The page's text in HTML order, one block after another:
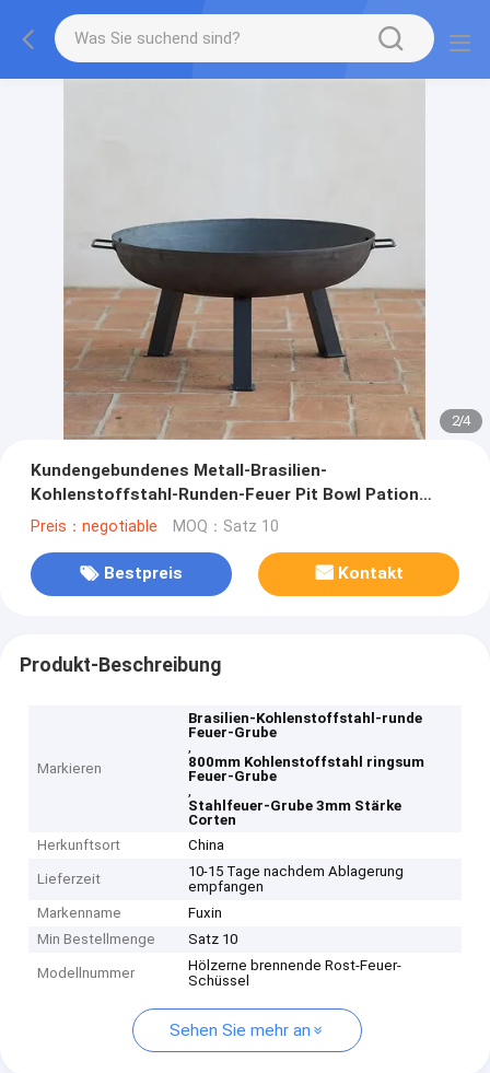
2/4
Kundengebundenes Metall-Brasilien-
Kohlenstoffstahl-Runden-Feuer Pit Bowl Pation
schwarzes
Preis：negotiable MOQ：Satz 10
Bestpreis Kontakt
Produkt-Beschreibung
Markieren
Brasilien-Kohlenstoffstahl-runde
Feuer-Grube
,
800mm Kohlenstoffstahl ringsum
Feuer-Grube
,
Stahlfeuer-Grube 3mm Stärke
Corten
Herkunftsort
China
Lieferzeit
10-15 Tage nachdem Ablagerung
empfangen
Markenname
Fuxin
Min Bestellmenge
Satz 10
Modellnummer
Hölzerne brennende Rost-Feuer-
Schüssel
Sehen Sie mehr an